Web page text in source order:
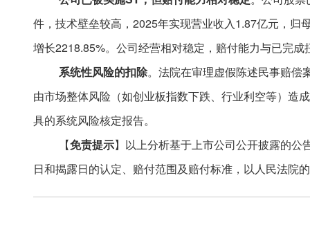
件，技术壁垒较高，2025年实现营业收入1.87亿元，
增长2218.85%。公司经营相对稳定，赔付能力与已完
系统性风险的扣除。法院在审理虚假陈述民事赔偿
由市场整体风险（如创业板指数下跌、行业利空等）造
具的系统风险核定报告。
【免责提示】以上分析基于上市公司公开披露的
日和揭露日的认定、赔付范围及赔付标准，以人民法院